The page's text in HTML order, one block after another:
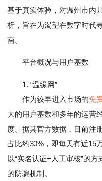
基于真实体验，对温州市内
析，旨在为渴望在数字时代
南。
平台概况与用户基数
1. “温缘网”
作为较早进入市场的免
大的用户基数和多年的运营
度。据其官方数据，目前注
占比约30%，即每天有近15
以“实名认证+人工审核”的
的防骗机制。